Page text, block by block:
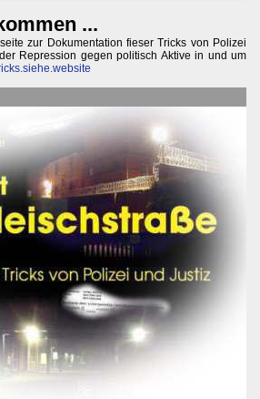
...
zur Dokumentation fieser Tricks von Polizei
Repression gegen politisch Aktive in und um